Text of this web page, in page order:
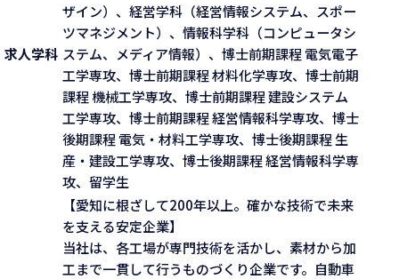
求人学科
ザイン）、経営学科（経営情報システム、スポー
ツマネジメント）、情報科学科（コンピュータシ
ステム、メディア情報）、博士前期課程 電気電子
工学専攻、博士前期課程 材料化学専攻、博士前期
課程 機械工学専攻、博士前期課程 建設システム
工学専攻、博士前期課程 経営情報科学専攻、博士
後期課程 電気・材料工学専攻、博士後期課程 生
産・建設工学専攻、博士後期課程 経営情報科学専
攻、留学生
【愛知に根ざして200年以上。確かな技術で未来
を支える安定企業】
当社は、各工場が専門技術を活かし、素材から加
工まで一貫して行うものづくり企業です。自動車